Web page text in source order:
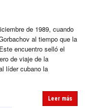
de 1989, cuando
al tiempo que la
encuentro selló el
de viaje de la
líder cubano la
Leer más